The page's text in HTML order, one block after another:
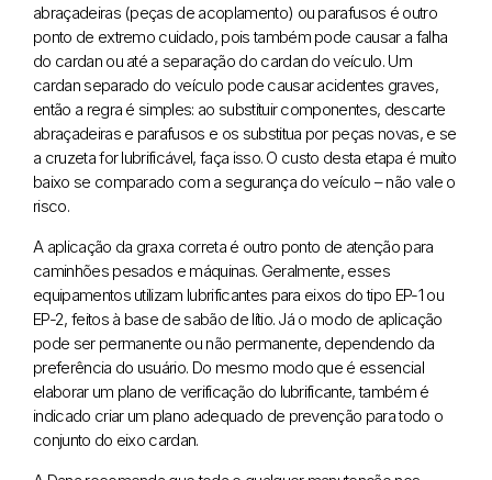
abraçadeiras (peças de acoplamento) ou parafusos é outro
ponto de extremo cuidado, pois também pode causar a falha
do cardan ou até a separação do cardan do veículo. Um
cardan separado do veículo pode causar acidentes graves,
então a regra é simples: ao substituir componentes, descarte
abraçadeiras e parafusos e os substitua por peças novas, e se
a cruzeta for lubrificável, faça isso. O custo desta etapa é muito
baixo se comparado com a segurança do veículo – não vale o
risco.
A aplicação da graxa correta é outro ponto de atenção para
caminhões pesados e máquinas. Geralmente, esses
equipamentos utilizam lubrificantes para eixos do tipo EP-1 ou
EP-2, feitos à base de sabão de lítio. Já o modo de aplicação
pode ser permanente ou não permanente, dependendo da
preferência do usuário. Do mesmo modo que é essencial
elaborar um plano de verificação do lubrificante, também é
indicado criar um plano adequado de prevenção para todo o
conjunto do eixo cardan.